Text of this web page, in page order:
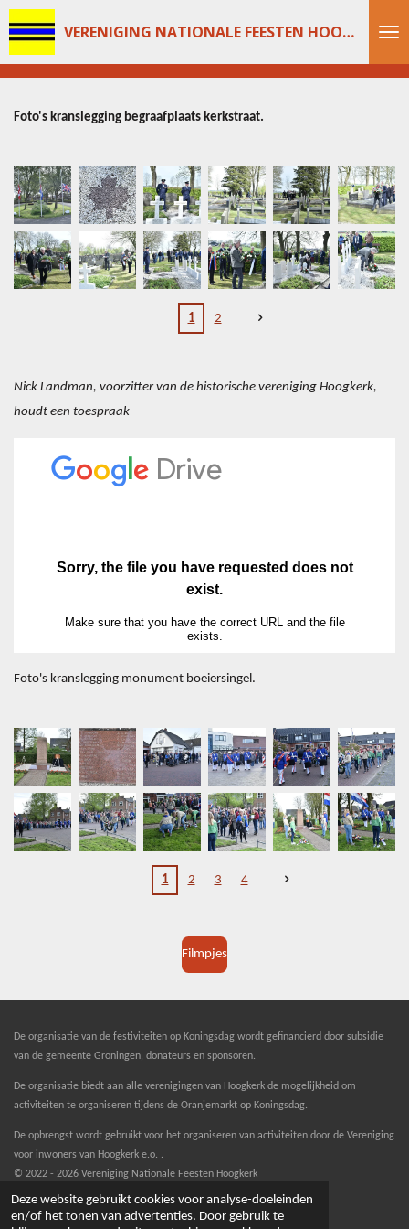
Deze website gebruikt cookies voor analyse-doeleinden
en/of het tonen van advertenties. Door gebruik te
Ga
direct
hoofdinhoud
VERENIGING NATIONALE FEESTEN HOOGKERK
Foto's kranslegging begraafplaats kerkstraat.
1 2
Nick Landman, voorzitter van de historische vereniging Hoogkerk,
houdt een toespraak
Foto's kranslegging monument boeiersingel.
1 2 3 4
Filmpjes
De organisatie van de festiviteiten op Koningsdag wordt gefinancierd door subsidie
van de gemeente Groningen, donateurs en sponsoren.
De organisatie biedt aan alle verenigingen van Hoogkerk de mogelijkheid om
activiteiten te organiseren tijdens de Oranjemarkt op Koningsdag.
De opbrengst wordt gebruikt voor het organiseren van activiteiten door de Vereniging
voor inwoners van Hoogkerk e.o. .
© 2022 - 2026 Vereniging Nationale Feesten Hoogkerk
Powered byJouwWeb